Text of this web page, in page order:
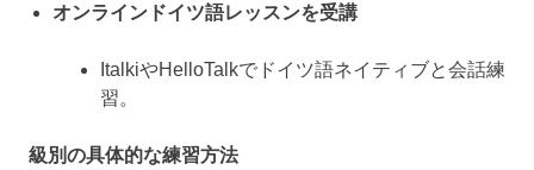
オンラインドイツ語レッスンを受講
ItalkiやHelloTalkでドイツ語ネイティブと会話練
習。
級別の具体的な練習方法